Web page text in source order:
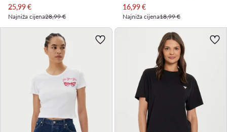
Trenutna cijena
25,99€
Najniža cijena28,99 €
Trenutna cijena
16,99€
Najniža cijena18,99 €